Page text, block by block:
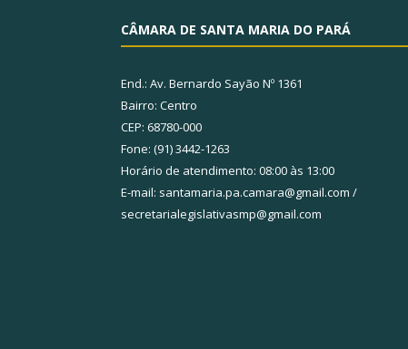
CÂMARA DE SANTA MARIA DO PARÁ
End.: Av. Bernardo Sayão Nº 1361
Bairro: Centro
CEP: 68780-000
Fone: (91) 3442-1263
Horário de atendimento: 08:00 às 13:00
E-mail: santamaria.pa.camara@gmail.com /
secretarialegislativasmp@gmail.com